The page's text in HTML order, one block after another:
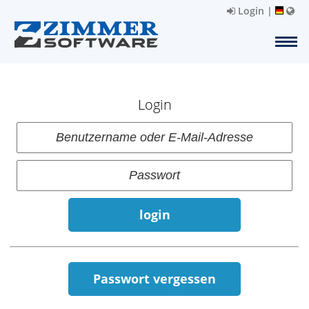
Login |
Login
login
Passwort vergessen